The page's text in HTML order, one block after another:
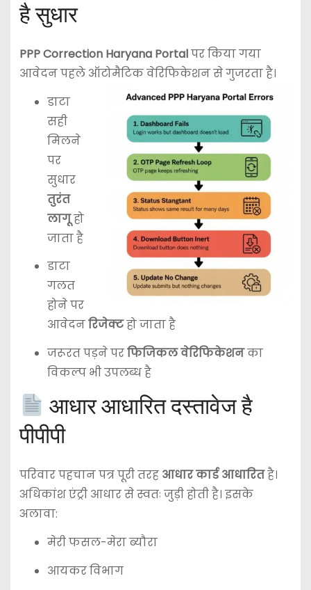
है सुधार
PPP Correction Haryana Portalपर किया गया
आवेदन पहले ऑटोमैटिक वेरिफिकेशन से गुजरता है।
डाटा
सही
मिलने
पर
सुधार
तुरंत
लागूहो
जाता है
डाटा
गलत
होने पर
आवेदनरिजेक्टहो जाता है
जरूरत पड़ने परफिजिकल वेरिफिकेशनका
विकल्प भी उपलब्ध है
आधार आधारित दस्तावेज है
पीपीपी
परिवार पहचान पत्र पूरी तरह आधार कार्ड आधारितहै।
अधिकांश एंट्री आधार से स्वतः जुड़ी होती है। इसके
अलावा:
मेरी फसल-मेरा ब्यौरा
आयकर विभाग